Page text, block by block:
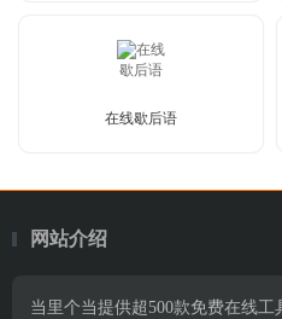
在线歇后语
网站介绍
当里个当提供超500款免费在线